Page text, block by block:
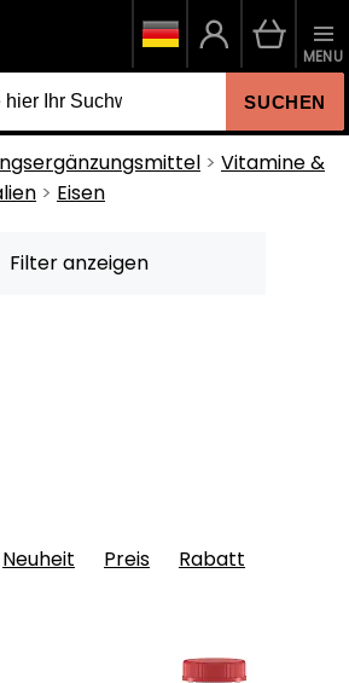
SUCHEN
MENU
Vitamine &
Eisen
Filter anzeigen
Neuheit Preis
Rabatt